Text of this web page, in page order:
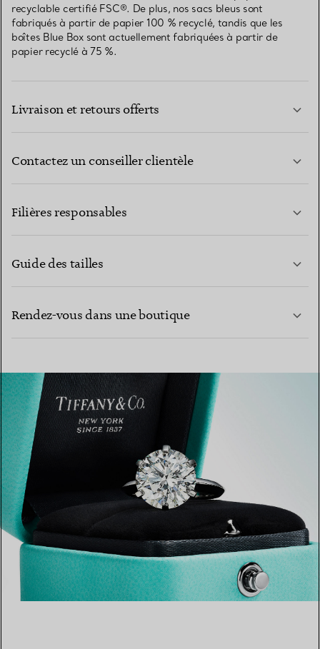
recyclable certifié FSC®. De plus, nos sacs bleus sont
fabriqués à partir de papier 100 % recyclé, tandis que les
boîtes Blue Box sont actuellement fabriquées à partir de
papier recyclé à 75 %.
Livraison et retours offerts
Contactez un conseiller clientèle
Filières responsables
Guide des tailles
Rendez-vous dans une boutique
TROUVEZ LA BOUTIQUE LA PLUS PROCHE